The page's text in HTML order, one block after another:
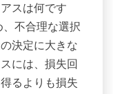
スは何です
不合理な選択
決定に大きな
には、損失回
るよりも損失